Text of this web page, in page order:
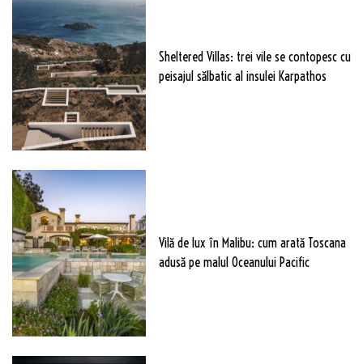
Sheltered Villas: trei vile se contopesc cu
peisajul sălbatic al insulei Karpathos
Vilă de lux în Malibu: cum arată Toscana
adusă pe malul Oceanului Pacific